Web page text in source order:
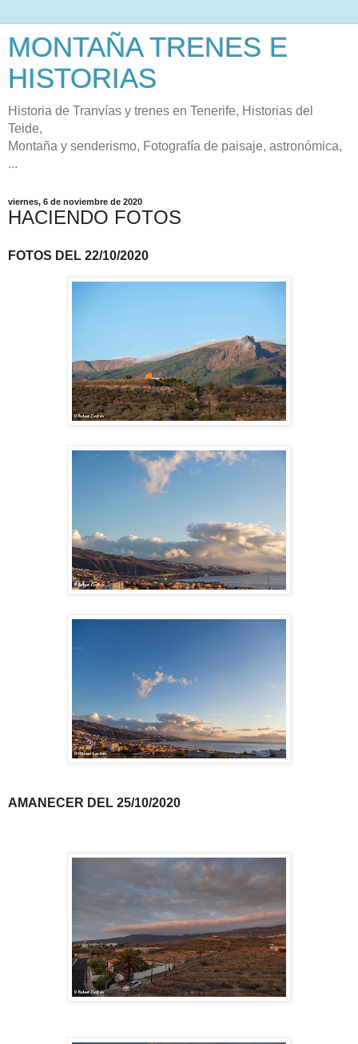
MONTAÑA TRENES E
HISTORIAS
Historia de Tranvías y trenes en Tenerife, Historias del
Teide,
Montaña y senderismo, Fotografía de paisaje, astronómica,
...
viernes, 6 de noviembre de 2020
HACIENDO FOTOS
FOTOS DEL 22/10/2020
AMANECER DEL 25/10/2020